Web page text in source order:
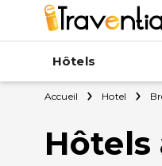
Hôtels
Accueil Hotel
Hôtels